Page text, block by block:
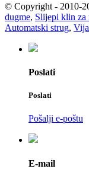
© Copyright - 2010-
dugme, Slijepi klin za
Automatski strug,
Poslati
Poslati
Pošalji e-poštu
E-mail